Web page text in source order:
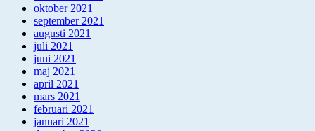
oktober 2021
september 2021
augusti 2021
juli 2021
juni 2021
maj 2021
april 2021
mars 2021
februari 2021
januari 2021